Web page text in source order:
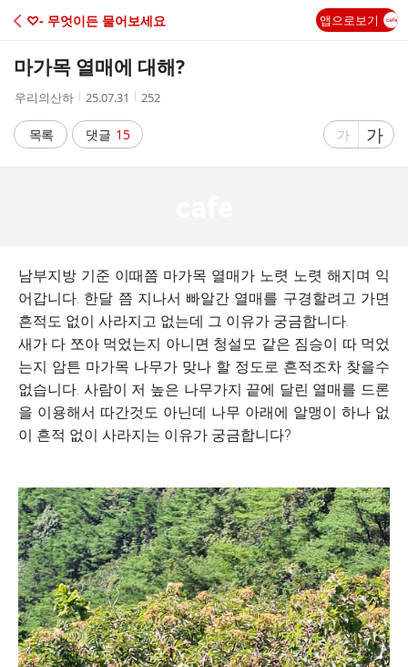
C
A
♡- 무엇이든 물어보세요 앱으로보기
마가목 열매에 대해?
작
자
우리의산하
작
시
간
25.07.31
조
수
252
목록 댓글 15
글
게
가
글
자
게
가
남부지방 기준 이때쯤 마가목 열매가 노렷 노렷 해지며 익
어갑니다. 한달 쯤 지나서 빠알간 열매를 구경할려고 가면
흔적도 없이 사라지고 없는데 그 이유가 궁금합니다.
새가 다 쪼아 먹었는지 아니면 청설모 같은 짐승이 따 먹었
는지 암튼 마가목 나무가 맞나 할 정도로 흔적조차 찾을수
없습니다. 사람이 저 높은 나무가지 끝에 달린 열매를 드론
을 이용해서 따간것도 아닌데 나무 아래에 알맹이 하나 없
이 흔적 없이 사라지는 이유가 궁금합니다?